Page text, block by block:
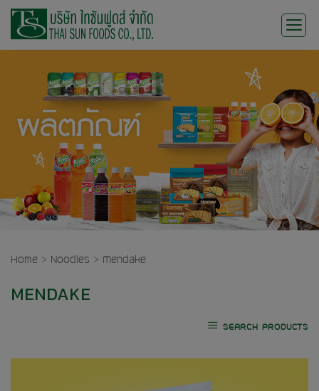
Skip
Home > Noodles > Mendake
MENDAKE
SEARCH PRODUCTS